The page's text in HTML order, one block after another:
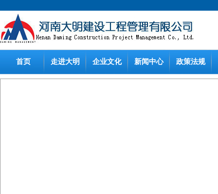
首页 走进大明 企业文化 新闻中心 政策法规